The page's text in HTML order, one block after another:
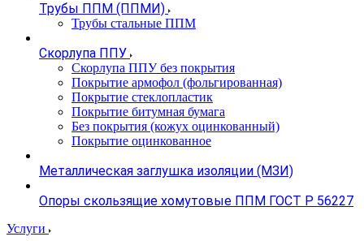
Трубы ППМ (ППМИ)
Трубы стальные ППМ
Скорлупа ППУ
Скорлупа ППУ без покрытия
Покрытие армофол (фольгированная)
Покрытие стеклопластик
Покрытие битумная бумага
Без покрытия (кожух оцинкованный)
Покрытие оцинкованное
Металлическая заглушка изоляции (МЗИ)
Опоры скользящие хомутовые ППМ ГОСТ Р 56227
Услуги